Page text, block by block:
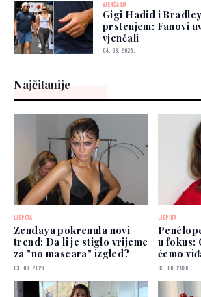
VJENČANJA
Gigi Hadid i
prstenjem: Fanovi
vjenčali
04. 08. 2026.
Najčitanije
LJEPOTA
Zendaya pokrenula novi
trend: Da li je stiglo vrijeme
za "no mascara" izgled?
03. 08. 2026.
LJEPOTA
u fokus:
ćemo
03. 08. 2026.